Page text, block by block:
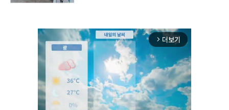
arrow_forward_ios 더보기